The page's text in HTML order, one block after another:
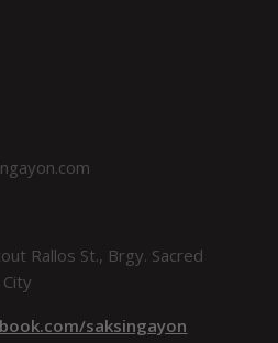
Rallos St., Brgy. Sacred
saksingayon